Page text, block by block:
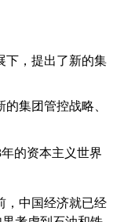
下，提出了新的集
集团管控战略、
的资本主义世界
，中国经济就已经